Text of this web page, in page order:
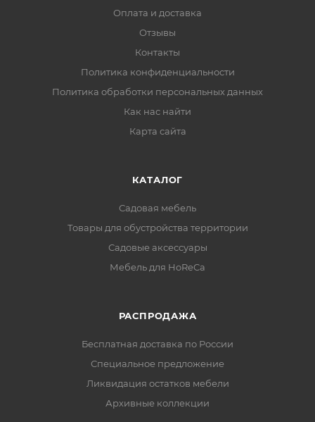
Оплата и доставка
Отзывы
Контакты
Политика конфиденциальности
Политика обработки персональных данных
Как нас найти
Карта сайта
КАТАЛОГ
Садовая мебель
Товары для обустройства территории
Садовые аксессуары
Мебель для HoReCa
РАСПРОДАЖА
Бесплатная доставка по России
Специальное предложение
Ликвидация остатков мебели
Архивные коллекции